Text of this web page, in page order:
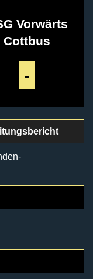
Vorwärts
Cottbus
-